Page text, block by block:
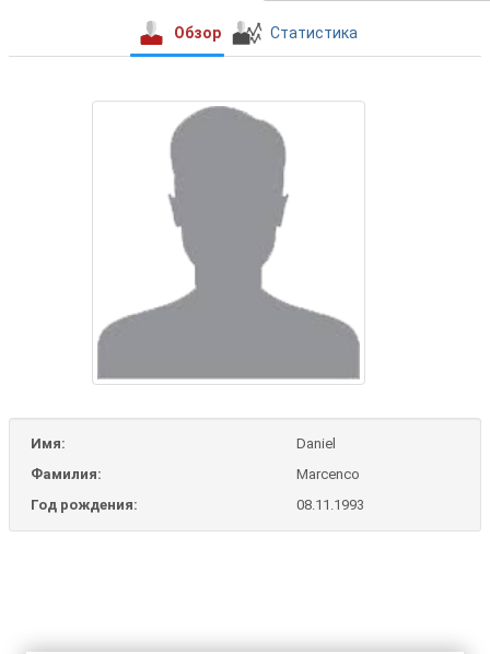
Обзор Статистика
Имя:
Daniel
Фамилия:
Marcenco
Год рождения:
08.11.1993